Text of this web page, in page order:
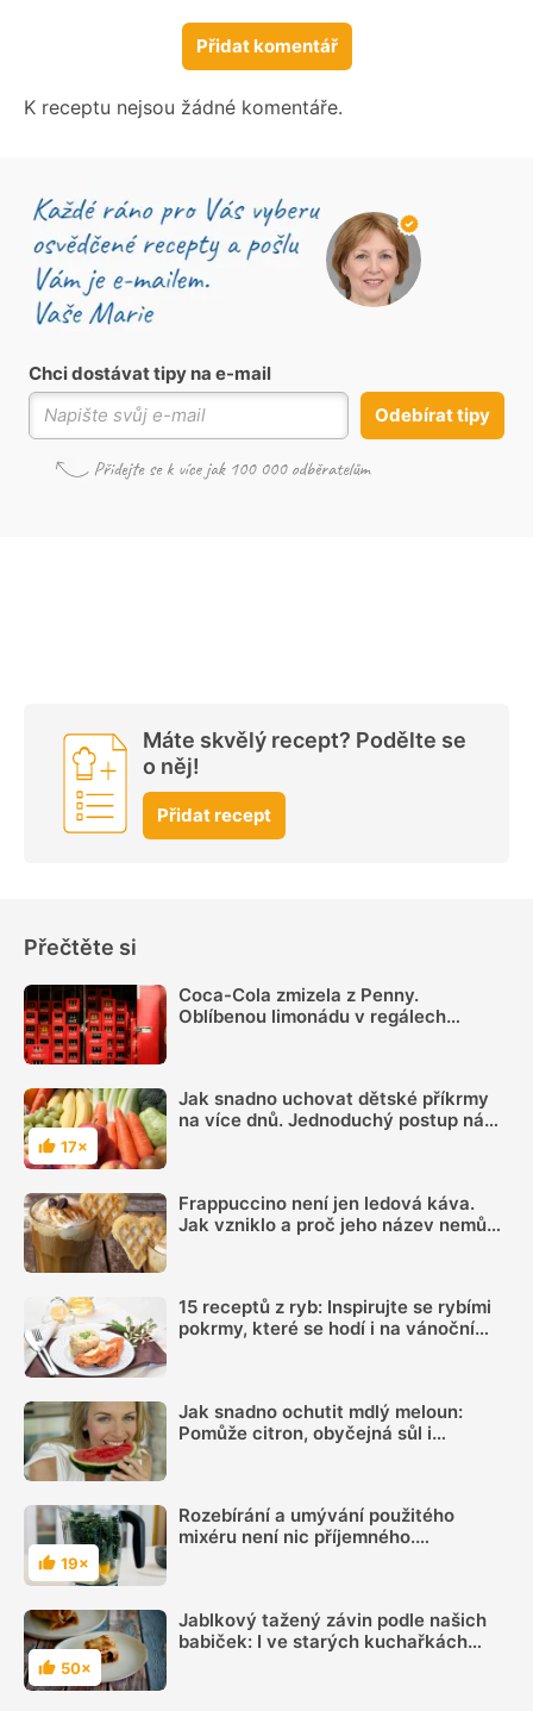
Přidat komentář
K receptu nejsou žádné komentáře.
Chci dostávat tipy na e-mail
Odebírat tipy
Máte skvělý recept? Podělte se
o něj!
Přidat recept
Přečtěte si
Coca-Cola zmizela z Penny.
Oblíbenou limonádu v regálech
Hodnocení
17×
Jak snadno uchovat dětské příkrmy
na více dnů. Jednoduchý postup nám
Frappuccino není jen ledová káva.
Jak vzniklo a proč jeho název nemůže
15 receptů z ryb: Inspirujte se rybími
pokrmy, které se hodí i na vánoční
Jak snadno ochutit mdlý meloun:
Pomůže citron, obyčejná sůl i
Hodnocení
19×
Rozebírání a umývání použitého
mixéru není nic příjemného.
Hodnocení
50×
Jablkový tažený závin podle našich
babiček: I ve starých kuchařkách